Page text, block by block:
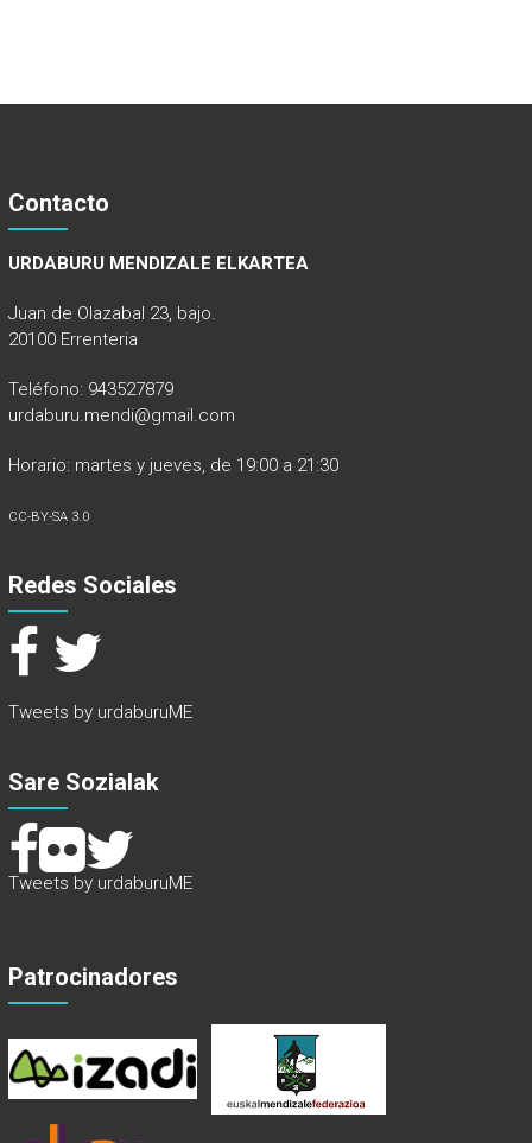
Contacto
URDABURU MENDIZALE ELKARTEA
Juan de Olazabal 23, bajo.
20100 Errenteria
Teléfono: 943527879
urdaburu.mendi@gmail.com
Horario: martes y jueves, de 19:00 a 21:30
CC-BY-SA 3.0
Redes Sociales
Tweets by urdaburuME
Sare Sozialak
Tweets by urdaburuME
Patrocinadores